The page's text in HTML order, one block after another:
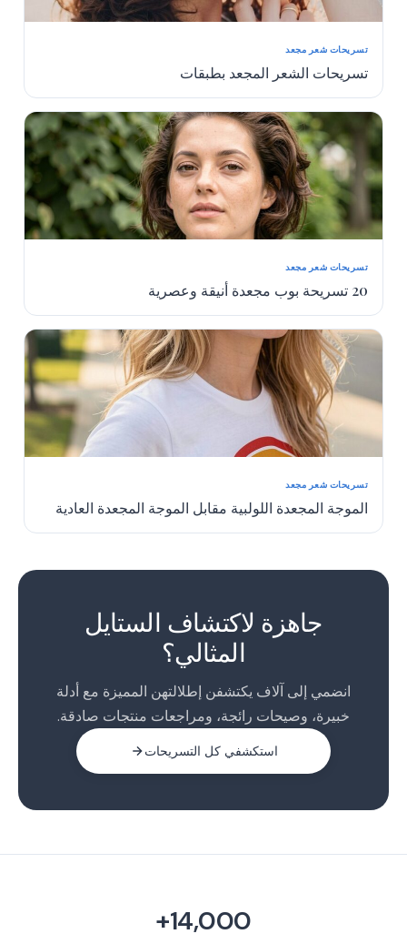
تسريحات شعر مجعد
تسريحات الشعر المجعد بطبقات
تسريحات شعر مجعد
20 تسريحة بوب مجعدة أنيقة وعصرية
تسريحات شعر مجعد
الموجة المجعدة اللولبية مقابل الموجة المجعدة العادية
جاهزة لاكتشاف الستايل
المثالي؟
انضمي إلى آلاف يكتشفن إطلالتهن المميزة مع أدلة
خبيرة، وصيحات رائجة، ومراجعات منتجات صادقة.
استكشفي كل التسريحات
14,000+